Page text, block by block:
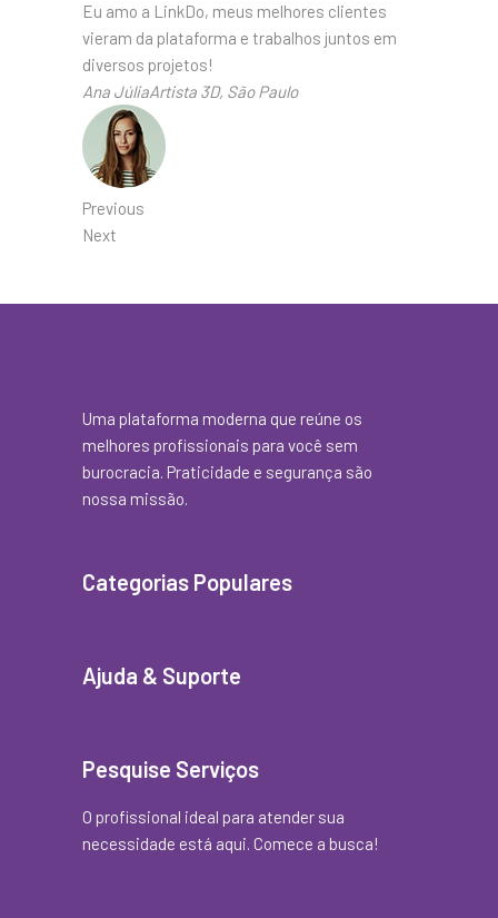
Eu amo a LinkDo, meus melhores clientes
vieram da plataforma e trabalhos juntos em
diversos projetos!
Ana JúliaArtista 3D, São Paulo
Previous
Next
Uma plataforma moderna que reúne os
melhores profissionais para você sem
burocracia. Praticidade e segurança são
nossa missão.
Categorias Populares
Ajuda & Suporte
Pesquise Serviços
O profissional ideal para atender sua
necessidade está aqui. Comece a busca!